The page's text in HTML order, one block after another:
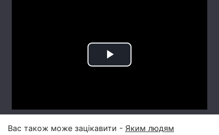
Вас також може зацікавити - Яким людям